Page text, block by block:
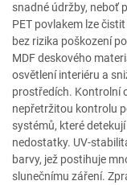
snadné údržby, neboť
PET povlakem lze
bez rizika poškození
MDF deskového
osvětlení interiéru a
prostředích. Kontrolní
nepřetržitou kontrolu
systémů, které
nedostatky. UV-
barvy, jež postihuje
slunečnímu záření.